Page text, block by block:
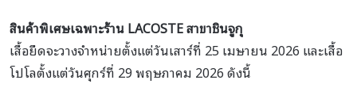
สินค้าพิเศษเฉพาะร้าน LACOSTE สาขาชินจูกุ
เสื้อยืดจะวางจำหน่ายตั้งแต่วันเสาร์ที่ 25 เมษายน 2026 และเสื้อ
โปโลตั้งแต่วันศุกร์ที่ 29 พฤษภาคม 2026 ดังนี้